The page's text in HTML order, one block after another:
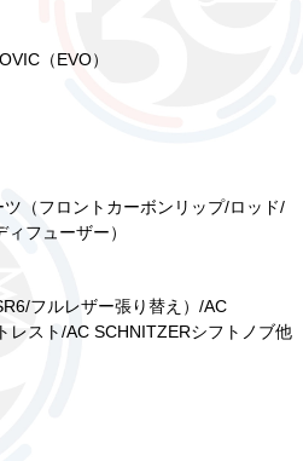
（EVO）
（フロントカーボンリップ/ロッド/
フューザー）
フルレザー張り替え）/AC
レスト/AC SCHNITZERシフトノブ他